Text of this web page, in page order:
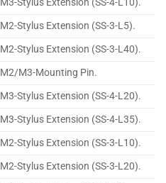
M3-Stylus Extension (SS-4-L10).
M2-Stylus Extension (SS-3-L5).
M2-Stylus Extension (SS-3-L40).
M2/M3-Mounting Pin.
M3-Stylus Extension (SS-4-L20).
M3-Stylus Extension (SS-4-L35).
M2-Stylus Extension (SS-3-L10).
M2-Stylus Extension (SS-3-L20).